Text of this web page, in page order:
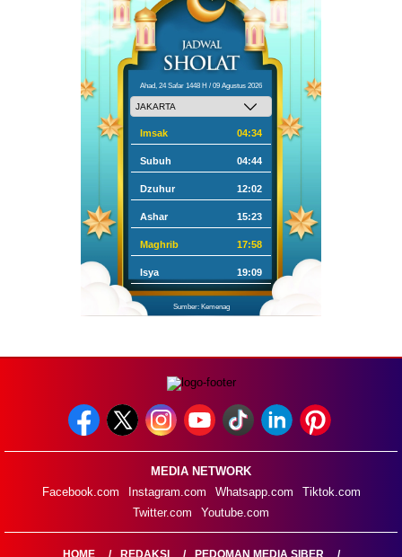
Ahad, 24 Safar 1448 H / 09 Agustus 2026
Imsak 04:34
Subuh 04:44
Dzuhur 12:02
Ashar 15:23
Maghrib 17:58
Isya 19:09
Sumber: Kemenag
MEDIA NETWORK
Facebook.com
Instagram.com Whatsapp.com
Tiktok.com
Twitter.com
Youtube.com
HOME REDAKSI PEDOMAN MEDIA SIBER